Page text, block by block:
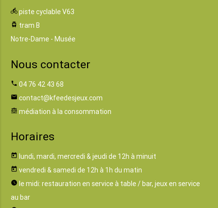
directions_bike piste cyclable V63
tram tram B
Notre-Dame - Musée
Nous contacter
phone 04 76 42 43 68
email contact@kfeedesjeux.com
balance médiation à la consommation
Horaires
today lundi, mardi, mercredi & jeudi de 12h à minuit
today vendredi & samedi de 12h à 1h du matin
watch_later le midi: restauration en service à table / bar, jeux en service
au bar